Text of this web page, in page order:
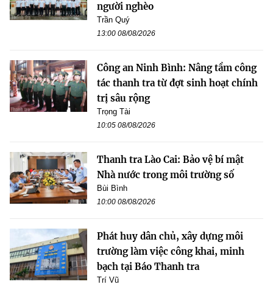
người nghèo
Trần Quý
13:00 08/08/2026
Công an Ninh Bình: Nâng tầm công
tác thanh tra từ đợt sinh hoạt chính
trị sâu rộng
Trọng Tài
10:05 08/08/2026
Thanh tra Lào Cai: Bảo vệ bí mật
Nhà nước trong môi trường số
Bùi Bình
10:00 08/08/2026
Phát huy dân chủ, xây dựng môi
trường làm việc công khai, minh
bạch tại Báo Thanh tra
Trí Vũ